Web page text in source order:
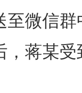
至微信
，蒋某